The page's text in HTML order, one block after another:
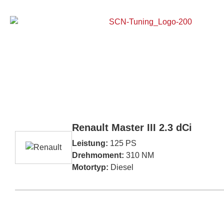
Renault Master III 2.3 dCi
Leistung: 125 PS
Drehmoment: 310 NM
Motortyp: Diesel